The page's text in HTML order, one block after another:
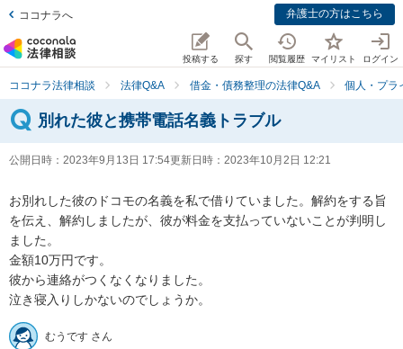
ココナラへ 弁護士の方はこちら
投稿する 探す 閲覧履歴 マイリスト ログイン
ココナラ法律相談 法律Q&A 借金・債務整理の法律Q&A 個人・プラ
別れた彼と携帯電話名義トラブル
公開日時： 2023年9月13日 17:54更新日時： 2023年10月2日 12:21
お別れした彼のドコモの名義を私で借りていました。解約をする旨
を伝え、解約しましたが、彼が料金を支払っていないことが判明し
ました。
金額10万円です。
彼から連絡がつくなくなりました。
泣き寝入りしかないのでしょうか。
むうです さん